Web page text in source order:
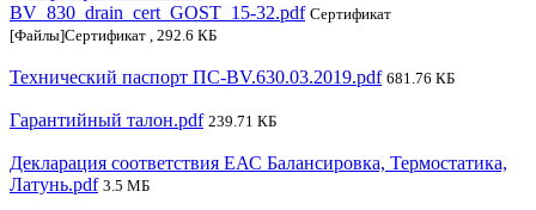
BV_830_drain_cert_GOST_15-32.pdf Сертификат
[Файлы]Сертификат , 292.6 КБ
Технический паспорт ПС-BV.630.03.2019.pdf 681.76 КБ
Гарантийный талон.pdf 239.71 КБ
Декларация соответствия ЕАС Балансировка, Термостатика,
Латунь.pdf 3.5 МБ